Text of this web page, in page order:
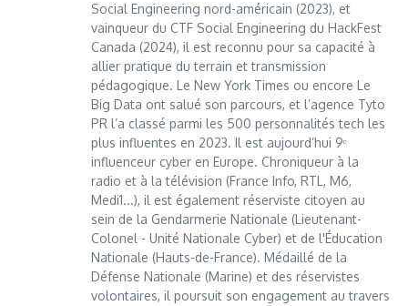
Social Engineering nord-américain (2023), et
vainqueur du CTF Social Engineering du HackFest
Canada (2024), il est reconnu pour sa capacité à
allier pratique du terrain et transmission
pédagogique. Le New York Times ou encore Le
Big Data ont salué son parcours, et l’agence Tyto
PR l’a classé parmi les 500 personnalités tech les
plus influentes en 2023. Il est aujourd’hui 9ᵉ
influenceur cyber en Europe. Chroniqueur à la
radio et à la télévision (France Info, RTL, M6,
Medi1...), il est également réserviste citoyen au
sein de la Gendarmerie Nationale (Lieutenant-
Colonel - Unité Nationale Cyber) et de l'Éducation
Nationale (Hauts-de-France). Médaillé de la
Défense Nationale (Marine) et des réservistes
volontaires, il poursuit son engagement au travers